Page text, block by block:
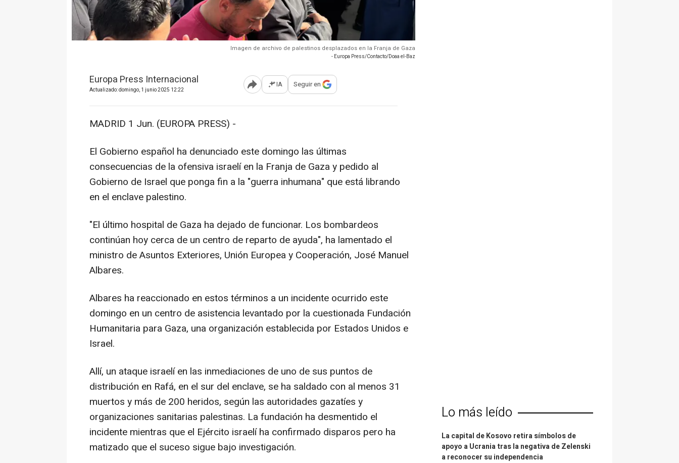
Imagen de archivo de palestinos desplazados en la Franja de Gaza
- Europa Press/Contacto/Doaa el-Baz
Europa Press Internacional
Actualizado: domingo, 1 junio 2025 12:22 Abrir opciones para compartir
IA Seguir en
MADRID 1 Jun. (EUROPA PRESS) -
El Gobierno español ha denunciado este domingo las últimas
consecuencias de la ofensiva israelí en la Franja de Gaza y pedido al
Gobierno de Israel que ponga fin a la "guerra inhumana" que está librando
en el enclave palestino.
"El último hospital de Gaza ha dejado de funcionar. Los bombardeos
continúan hoy cerca de un centro de reparto de ayuda", ha lamentado el
ministro de Asuntos Exteriores, Unión Europea y Cooperación, José Manuel
Albares.
Albares ha reaccionado en estos términos a un incidente ocurrido este
domingo en un centro de asistencia levantado por la cuestionada Fundación
Humanitaria para Gaza, una organización establecida por Estados Unidos e
Israel.
Allí, un ataque israelí en las inmediaciones de uno de sus puntos de
distribución en Rafá, en el sur del enclave, se ha saldado con al menos 31
muertos y más de 200 heridos, según las autoridades gazatíes y
organizaciones sanitarias palestinas. La fundación ha desmentido el
incidente mientras que el Ejército israelí ha confirmado disparos pero ha
matizado que el suceso sigue bajo investigación.
Lo más leído
La capital de Kosovo retira símbolos de
apoyo a Ucrania tras la negativa de Zelenski
a reconocer su independencia